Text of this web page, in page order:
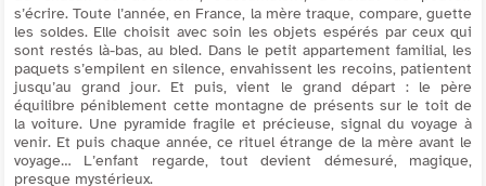
s’écrire. Toute l’année, en France, la mère traque, compare, guette
les soldes. Elle choisit avec soin les objets espérés par ceux qui
sont restés là-bas, au bled. Dans le petit appartement familial, les
paquets s’empilent en silence, envahissent les recoins, patientent
jusqu’au grand jour. Et puis, vient le grand départ : le père
équilibre péniblement cette montagne de présents sur le toit de
la voiture. Une pyramide fragile et précieuse, signal du voyage à
venir. Et puis chaque année, ce rituel étrange de la mère avant le
voyage… L’enfant regarde, tout devient démesuré, magique,
presque mystérieux.